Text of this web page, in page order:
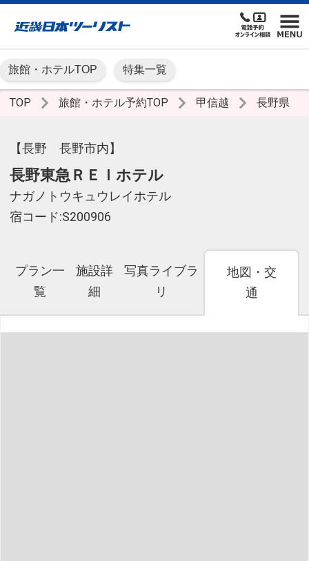
旅館・ホテルTOP 特集一覧
TOP 旅館・ホテル予約TOP 甲信越 長野県
【長野 長野市内】
長野東急ＲＥＩホテル
ナガノトウキュウレイホテル
宿コード:S200906
プラン一
覧
施設詳
細
写真ライブラ
リ
地図・交
通